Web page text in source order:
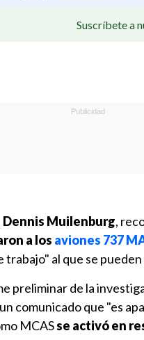
Suscríbete a
Dennis Muilenburg,
a los aviones 737
trabajo" al que se
preliminar de la
comunicado que "es
MCASse activó en